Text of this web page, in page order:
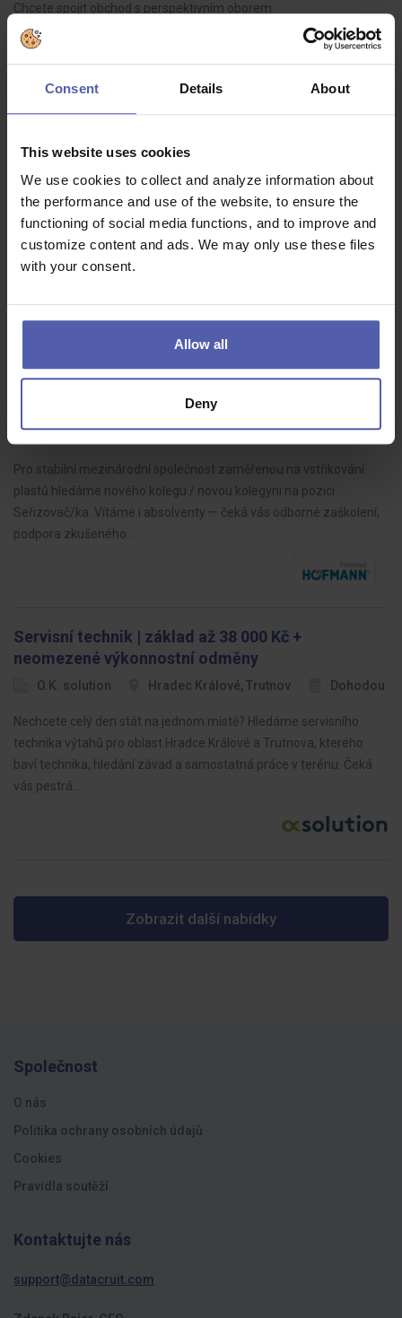
Consent Details About
This website uses cookies
We use cookies to collect and analyze information about
the performance and use of the website, to ensure the
functioning of social media functions, and to improve and
customize content and ads. We may only use these files
with your consent.
Allow all
Deny
Chcete spojit obchod s perspektivním oborem
fotovoltaiky? Hledáme samostatného obchodníka / samostatnou
obchodnici, který bude pomáhat bytovým domům, SVJ a
🔧CNC OPERÁTOR, až 39.000 Kč + náb. 50000
HOFMANN WIZARD Brno 35 - 39 000 Kč/měs
✨Máte technické vzdělání nebo zkušenosti s CNC stroji? Hledáte
stabilní zaměstnání v mezinárodní společnosti s atraktivním
🛠️ Seřizovač/ka ⚙️| mzda 41-47 000 Kč | i bez
HOFMANN WIZARD Vyškov 41 - 47 000 Kč/měs
Pro stabilní mezinárodní společnost zaměřenou na vstřikování
plastů hledáme nového kolegu / novou kolegyni na pozici
Seřizovač/ka. Vítáme i absolventy — čeká vás odborné zaškolení,
podpora zkušeného…
Servisní technik | základ až 38 000 Kč +
neomezené výkonnostní odměny
O.K. solution Hradec Králové, Trutnov Dohodou
Nechcete celý den stát na jednom místě? Hledáme servisního
technika výtahů pro oblast Hradce Králové a Trutnova, kterého
baví technika, hledání závad a samostatná práce v terénu. Čeká
vás pestrá…
Zobrazit další nabídky
Společnost
O nás
Politika ochrany osobních údajů
Cookies
Pravidla soutěží
Kontaktujte nás
support@datacruit.com